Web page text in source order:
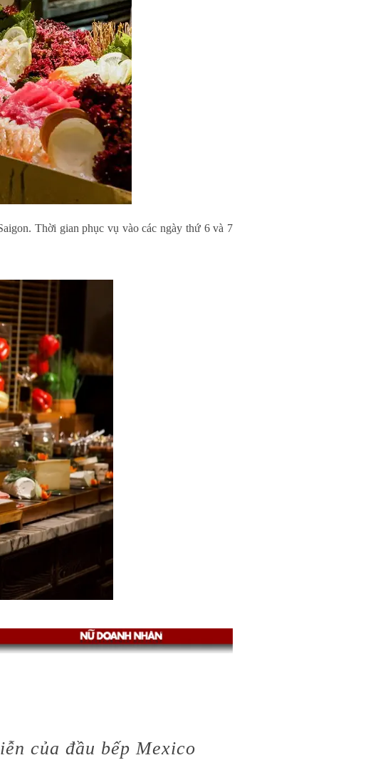
Thời gian phục vụ vào các ngày thứ 6 và 7
của đầu bếp Mexico